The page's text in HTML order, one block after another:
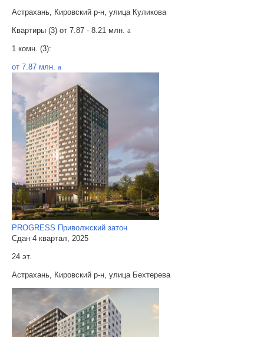
Астрахань, Кировский р-н, улица Куликова
Квартиры (3) от 7.87 - 8.21 млн. a
1 комн. (3):
от 7.87 млн. a
PROGRESS Приволжский затон
Сдан 4 квартал, 2025
24 эт.
Астрахань, Кировский р-н, улица Бехтерева